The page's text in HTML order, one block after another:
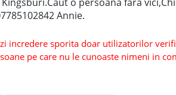
Annie.
incredere sporita doar utilizatorilor
pe care nu le cunoaste nimeni in